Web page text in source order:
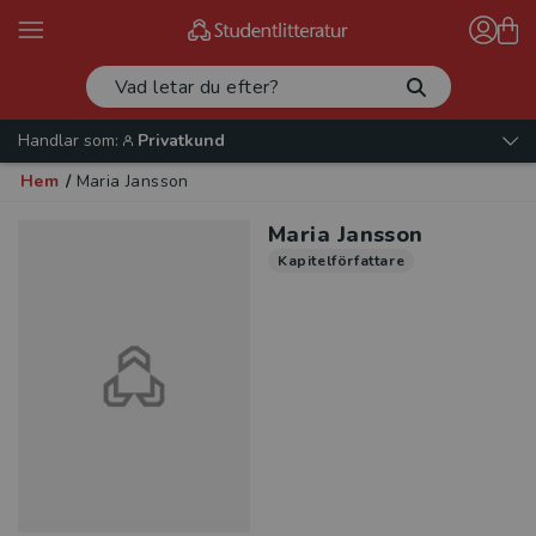
Handlar som:
Privatkund
Hem / Maria Jansson
Maria Jansson
Kapitelförfattare